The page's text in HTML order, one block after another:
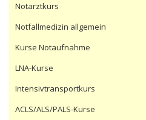
Notarztkurs
Notfallmedizin allgemein
Kurse Notaufnahme
LNA-Kurse
Intensivtransportkurs
ACLS/ALS/PALS-Kurse